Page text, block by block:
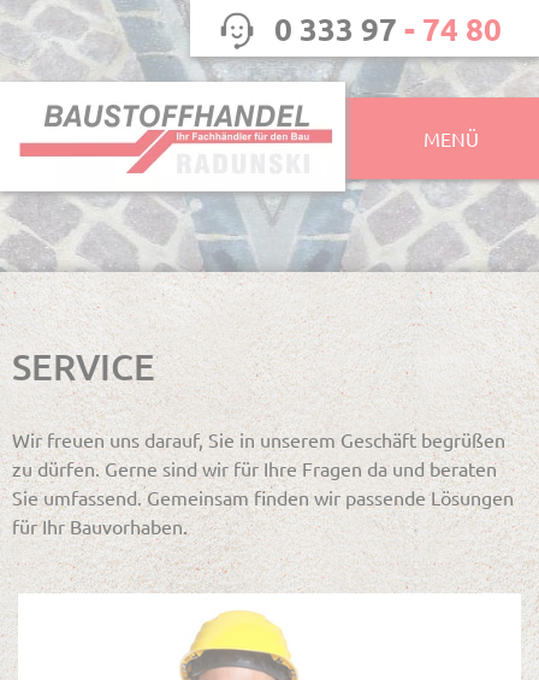
0 333 97 - 74 80
MENÜ
SERVICE
Wir freuen uns darauf, Sie in unserem Geschäft begrüßen
zu dürfen. Gerne sind wir für Ihre Fragen da und beraten
Sie umfassend. Gemeinsam finden wir passende Lösungen
für Ihr Bauvorhaben.